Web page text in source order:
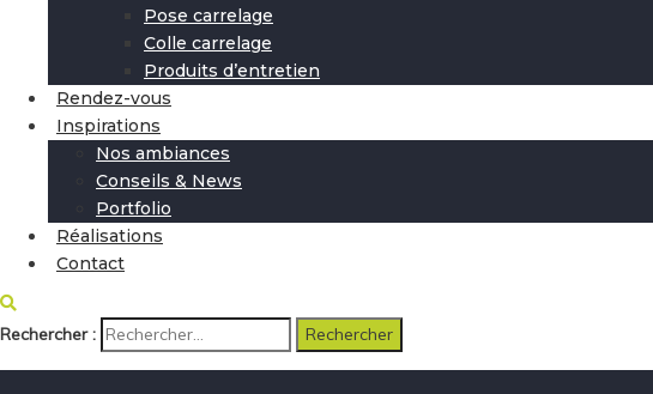
Pose carrelage
Colle carrelage
Produits d’entretien
Rendez-vous
Inspirations
Nos ambiances
Conseils & News
Portfolio
Réalisations
Contact
Rechercher :